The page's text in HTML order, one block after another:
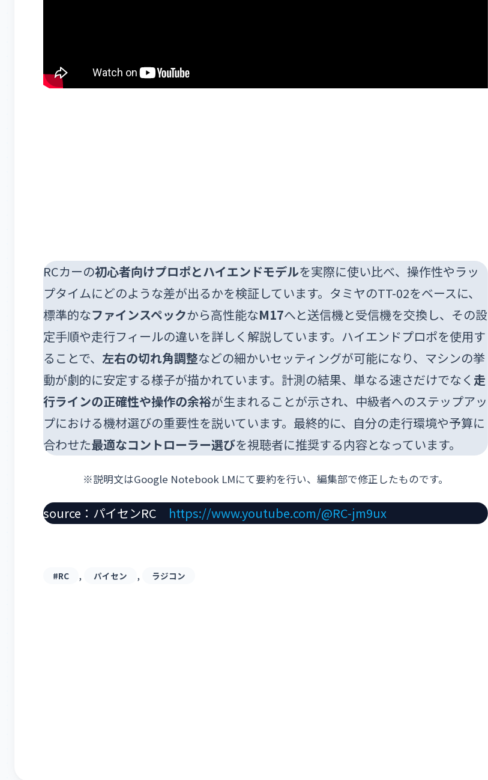
RCカーの初心者向けプロポとハイエンドモデルを実際に使い比べ、操作性やラッ
プタイムにどのような差が出るかを検証しています。タミヤのTT-02をベースに、
標準的なファインスペックから高性能なM17へと送信機と受信機を交換し、その設
定手順や走行フィールの違いを詳しく解説しています。ハイエンドプロポを使用す
ることで、 左右の切れ角調整などの細かいセッティングが可能になり、マシンの挙
動が劇的に安定する様子が描かれています。計測の結果、単なる速さだけでなく 走
行ラインの正確性や操作の余裕が生まれることが示され、中級者へのステップアッ
プにおける機材選びの重要性を説いています。最終的に、自分の走行環境や予算に
合わせた最適なコントローラー選びを視聴者に推奨する内容となっています。
※説明文はGoogle Notebook LMにて要約を行い、編集部で修正したものです。
source：パイセンRC https://www.youtube.com/@RC-jm9ux
#RC , パイセン , ラジコン